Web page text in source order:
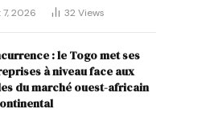
7, 2026 32 Views
: le Togo met ses
à niveau face aux
du marché ouest-africain